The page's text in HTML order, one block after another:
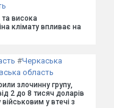
та висока
клімату впливає на
#Черкаська
область
злочинну групу,
2 до 8 тисяч доларів
у втечі з